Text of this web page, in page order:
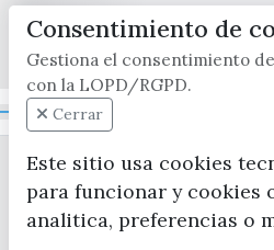
x / twitter facebook
Consentimiento de
Gestiona el consentimiento
con la LOPD/RGPD.
Cerrar
Este sitio usa cookies
para funcionar y cookies
analitica, preferencias o